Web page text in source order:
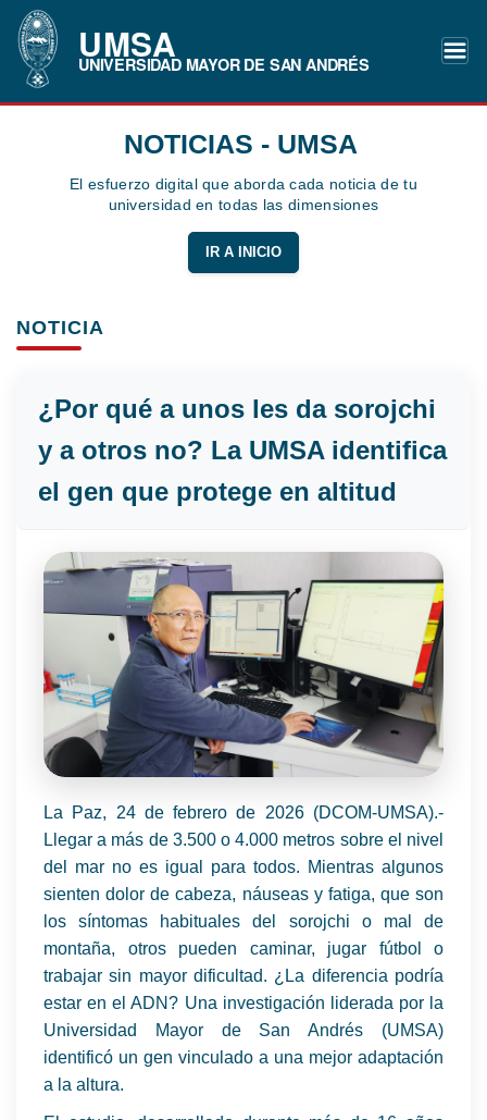
UMSA
UNIVERSIDAD MAYOR DE SAN ANDRÉS
NOTICIAS - UMSA
El esfuerzo digital que aborda cada noticia de tu
universidad en todas las dimensiones
IR A INICIO
NOTICIA
¿Por qué a unos les da sorojchi
y a otros no? La UMSA identifica
el gen que protege en altitud
La Paz, 24 de febrero de 2026 (DCOM-UMSA).-
Llegar a más de 3.500 o 4.000 metros sobre el nivel
del mar no es igual para todos. Mientras algunos
sienten dolor de cabeza, náuseas y fatiga, que son
los síntomas habituales del sorojchi o mal de
montaña, otros pueden caminar, jugar fútbol o
trabajar sin mayor dificultad. ¿La diferencia podría
estar en el ADN? Una investigación liderada por la
Universidad Mayor de San Andrés (UMSA)
identificó un gen vinculado a una mejor adaptación
a la altura.